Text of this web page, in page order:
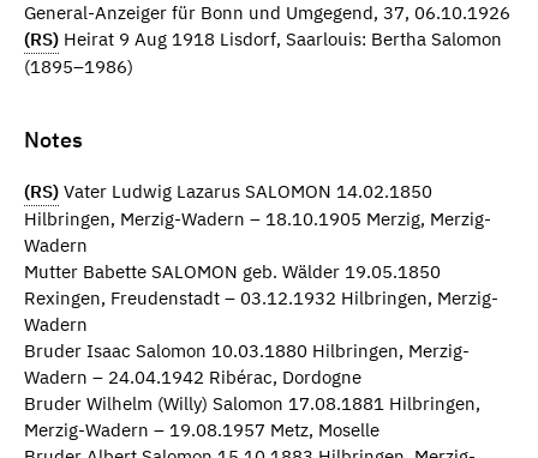
General-Anzeiger für Bonn und Umgegend, 37, 06.10.1926
(RS) Heirat 9 Aug 1918 Lisdorf, Saarlouis: Bertha Salomon
(1895–1986)
Notes
(RS) Vater Ludwig Lazarus SALOMON 14.02.1850
Hilbringen, Merzig-Wadern – 18.10.1905 Merzig, Merzig-
Wadern
Mutter Babette SALOMON geb. Wälder 19.05.1850
Rexingen, Freudenstadt – 03.12.1932 Hilbringen, Merzig-
Wadern
Bruder Isaac Salomon 10.03.1880 Hilbringen, Merzig-
Wadern – 24.04.1942 Ribérac, Dordogne
Bruder Wilhelm (Willy) Salomon 17.08.1881 Hilbringen,
Merzig-Wadern – 19.08.1957 Metz, Moselle